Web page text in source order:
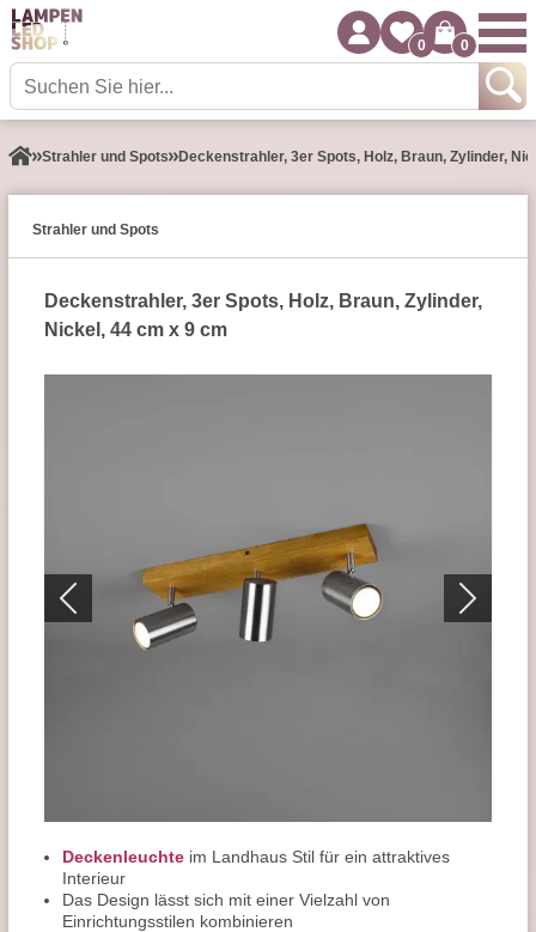
0 0
Strahler und Spots Deckenstrahler, 3er Spots, Holz, Braun, Zylinder,
Strahler und Spots
Deckenstrahler, 3er Spots, Holz, Braun, Zylinder,
Nickel, 44 cm x 9 cm
Deckenleuchte im Landhaus Stil für ein attraktives
Interieur
Das Design lässt sich mit einer Vielzahl von
Einrichtungsstilen kombinieren